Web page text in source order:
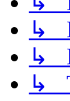
↳
↳
↳